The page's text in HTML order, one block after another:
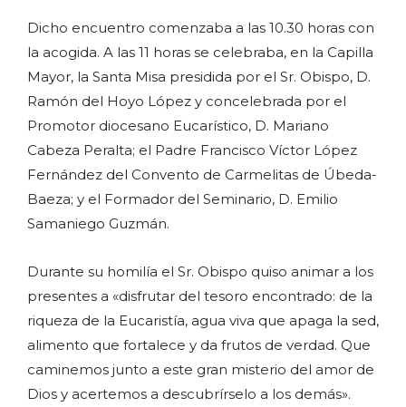
Dicho encuentro comenzaba a las 10.30 horas con
la acogida. A las 11 horas se celebraba, en la Capilla
Mayor, la Santa Misa presidida por el Sr. Obispo, D.
Ramón del Hoyo López y concelebrada por el
Promotor diocesano Eucarístico, D. Mariano
Cabeza Peralta; el Padre Francisco Víctor López
Fernández del Convento de Carmelitas de Úbeda-
Baeza; y el Formador del Seminario, D. Emilio
Samaniego Guzmán.
Durante su homilía el Sr. Obispo quiso animar a los
presentes a «disfrutar del tesoro encontrado: de la
riqueza de la Eucaristía, agua viva que apaga la sed,
alimento que fortalece y da frutos de verdad. Que
caminemos junto a este gran misterio del amor de
Dios y acertemos a descubrírselo a los demás».